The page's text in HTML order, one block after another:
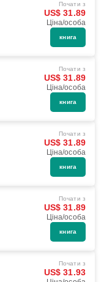
Почати з
US$ 31.89
Ціна/особа
книга
Почати з
US$ 31.89
Ціна/особа
книга
Почати з
US$ 31.89
Ціна/особа
книга
Почати з
US$ 31.89
Ціна/особа
книга
Почати з
US$ 31.93